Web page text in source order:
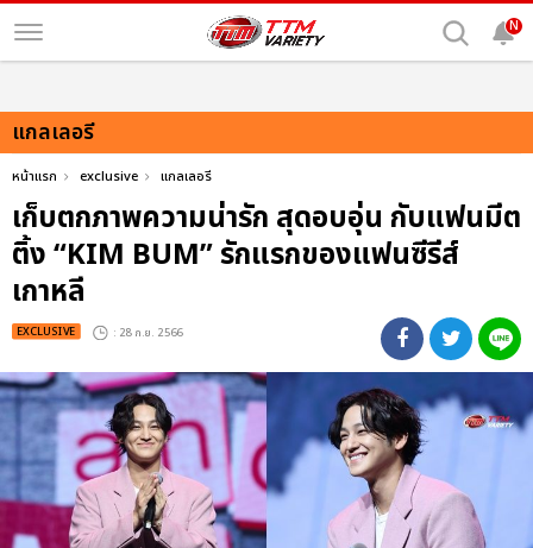
N
แกลเลอรี
หน้าแรก exclusive แกลเลอรี
เก็บตกภาพความน่ารัก สุดอบอุ่น กับแฟนมีต
ติ้ง “KIM BUM” รักแรกของแฟนซีรีส์
เกาหลี
EXCLUSIVE : 28 ก.ย. 2566